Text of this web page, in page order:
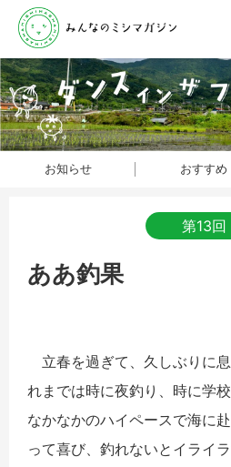
お知らせ おすすめ
第13回
ああ釣果
立春を過ぎて、久しぶりに
れまでは時に夜釣り、時に学
なかなかのハイペースで海に
って喜び、釣れないとイライ